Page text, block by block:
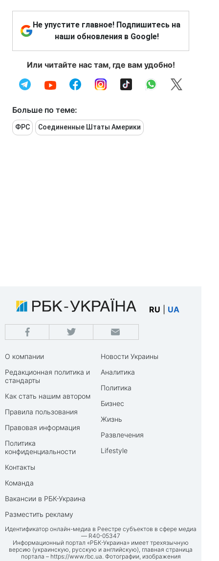
Не упустите главное! Подпишитесь на
наши обновления в Google!
Или читайте нас там, где вам удобно!
Больше по теме:
ФРС Соединенные Штаты Америки
RU UA
О компании
Редакционная политика и
стандарты
Как стать нашим автором
Правила пользования
Правовая информация
Политика
конфиденциальности
Контакты
Команда
Вакансии в РБК-Украина
Разместить рекламу
Новости Украины
Аналитика
Политика
Бизнес
Жизнь
Развлечения
Lifestyle
Идентификатор онлайн-медиа в Реестре субъектов в сфере медиа
— R40-05347
Информационный портал «РБК-Украина» имеет трехязычную
версию (украинскую, русскую и английскую), главная страница
портала – https://www.rbc.ua. Фотографии, изображения